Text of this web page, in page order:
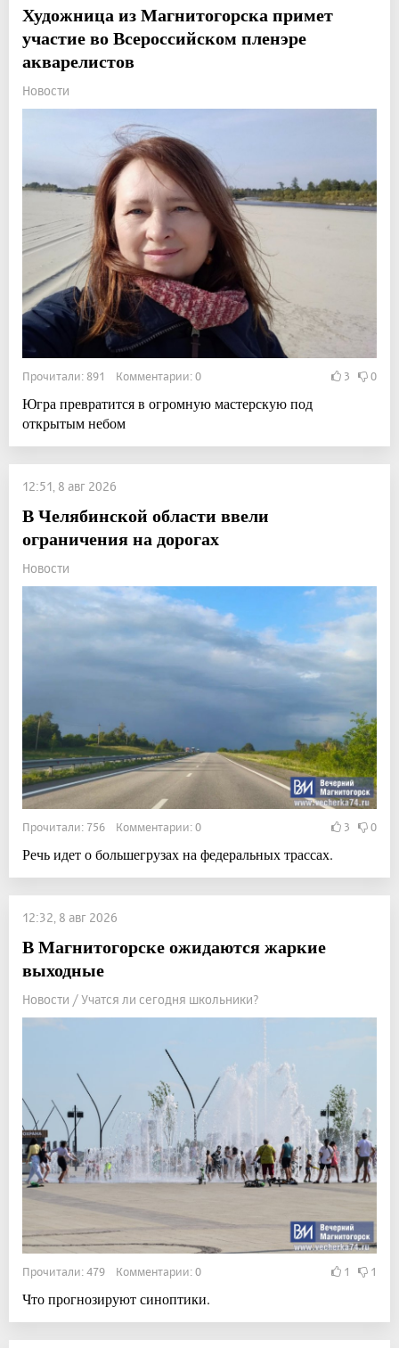
Художница из Магнитогорска примет
участие во Всероссийском пленэре
акварелистов
Новости
Прочитали: 891 Комментарии: 0 3 0
Югра превратится в огромную мастерскую под
открытым небом
12:51, 8 авг 2026
В Челябинской области ввели
ограничения на дорогах
Новости
Прочитали: 756 Комментарии: 0 3 0
Речь идет о большегрузах на федеральных трассах.
12:32, 8 авг 2026
В Магнитогорске ожидаются жаркие
выходные
Новости / Учатся ли сегодня школьники?
Прочитали: 479 Комментарии: 0 1 1
Что прогнозируют синоптики.